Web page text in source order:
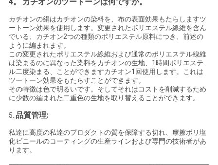
4。 カチオンのツートーンは何ですか。
カチオンの絹はカチオンの染料を、布の表面効果もたらしますツ
ートーン効果を使用します。変更されたポリエステル線維を含ん
でいる、カチオン2つの種類のポリエステル原料につき、前述の
ように編まれます。
この変更されたポリエステル線維および通常のポリエステル線維
は染まるのに異なった染料をカチオンの生地、1時間ポリエステ
ル二度染まる、ことができますカチオン1回使用します。これは
ツートーン効果をもたらすことができます。
その特徴は色で明るいです。そしてそれはコストを削減するため
に少数の編まれた二重色の生地を取り替えることができます。
5. 品質管理:
私達に高度の私達のプロダクトの質を保障する切れ、摩擦ポリ塩
化ビニールのコーティングの生産ラインおよび専門の技術者があ
ります。